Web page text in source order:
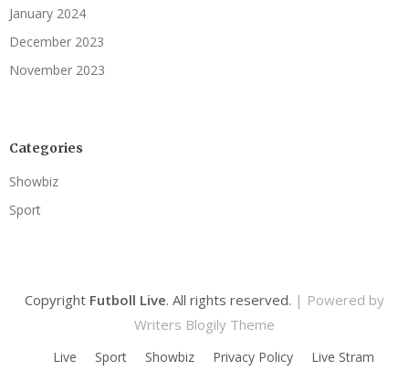
January 2024
December 2023
November 2023
Categories
Showbiz
Sport
Copyright Futboll Live. All rights reserved. | Powered by
Writers Blogily Theme
Live Sport Showbiz Privacy Policy Live Stram